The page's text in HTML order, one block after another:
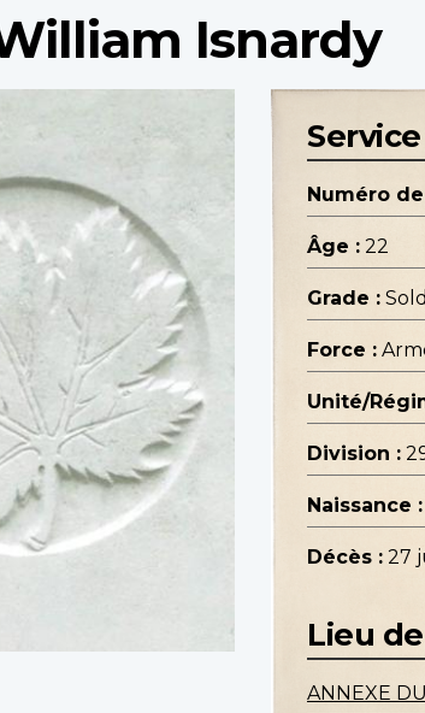
Isnardy
Numéro
Âge : 22
Grade :
Force :
Unité/
Division :
Naissance :
Décès : 27
Lieu
ANNEXE